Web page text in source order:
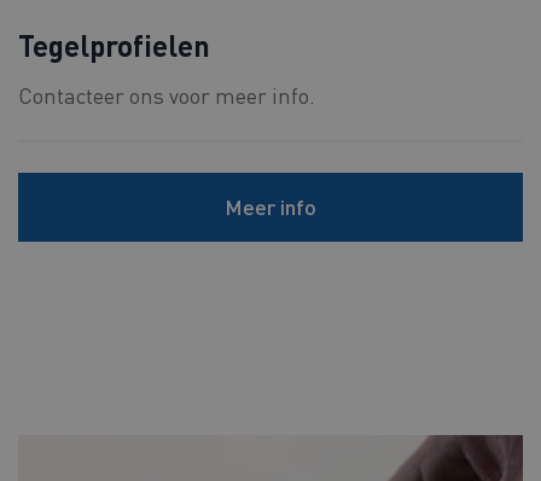
Tegelprofielen
Contacteer ons voor meer info.
Meer info